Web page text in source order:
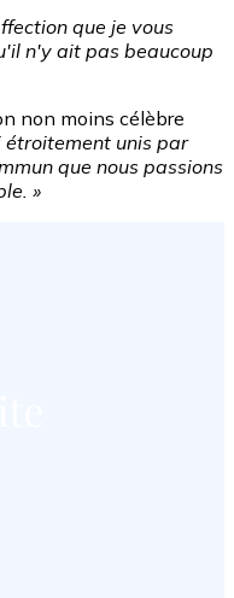
que je vous
n'y ait pas beaucoup
non moins célèbre
étroitement unis par
que nous passions
»